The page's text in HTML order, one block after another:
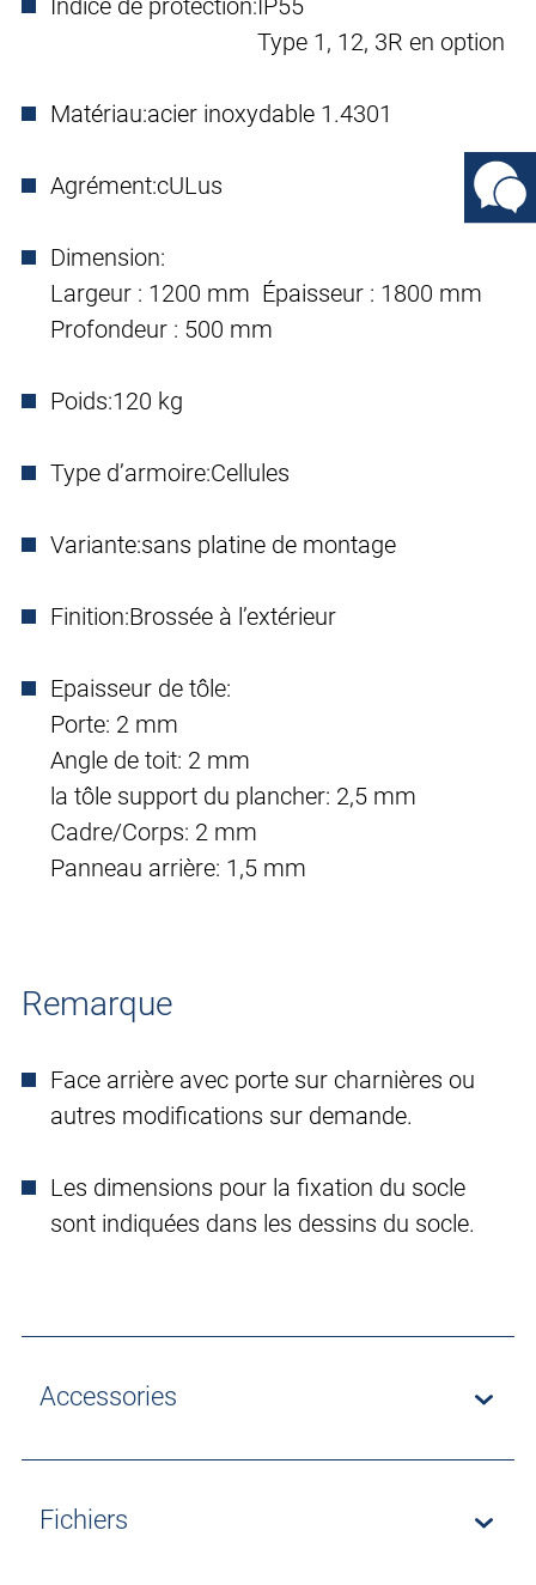
Indice de protection: IP55
Type 1, 12, 3R en option
Matériau:acier inoxydable 1.4301
Agrément:cULus
Dimension:
Largeur : 1200 mm Épaisseur : 1800 mm
Profondeur : 500 mm
Poids:120 kg
Type d’armoire:Cellules
Variante:sans platine de montage
Finition:Brossée à l’extérieur
Epaisseur de tôle:
Porte: 2 mm
Angle de toit: 2 mm
la tôle support du plancher: 2,5 mm
Cadre/Corps: 2 mm
Panneau arrière: 1,5 mm
Remarque
Face arrière avec porte sur charnières ou
autres modifications sur demande.
Les dimensions pour la fixation du socle
sont indiquées dans les dessins du socle.
Accessories
Fichiers